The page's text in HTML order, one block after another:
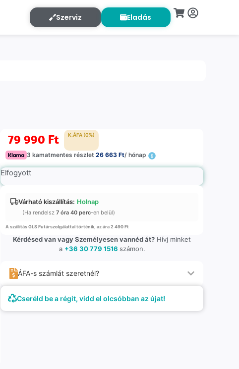
Szerviz Eladás
79 990 Ft K.ÁFA (0%)
3 kamatmentes részlet26 663 Ft/ hónap
Elfogyott
Várható kiszállítás: Holnap
(Ha rendelsz7 óra 40 perc-en belül)
A szállítás GLS Futárszolgálattal történik, az ára 2 490 Ft
Kérdésed van vagy Személyesen vannéd át? Hívj minket
a +36 30 779 1516 számon.
ÁFA-s számlát szeretnél?
Cseréld be a régit, vidd el olcsóbban az újat!